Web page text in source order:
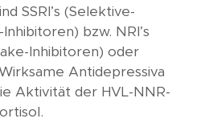
SSRI’s (Selektive-
bzw. NRI’s
Inhibitoren) oder
Antidepressiva
Aktivität der HVL-NNR-